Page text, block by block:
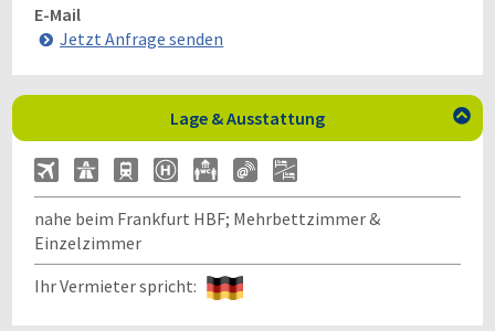
E-Mail
Jetzt Anfrage senden
Lage & Ausstattung 
nahe beim Frankfurt HBF; Mehrbettzimmer &
Einzelzimmer
Ihr Vermieter spricht: